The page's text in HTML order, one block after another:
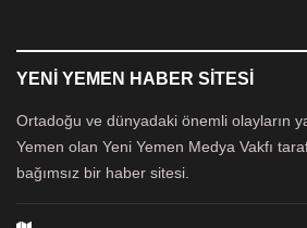
YENI YEMEN HABER SITESI
Ortadoğu ve dünyadaki önemli olayların
Yemen olan Yeni Yemen Medya Vakfı
bağımsız bir haber sitesi.